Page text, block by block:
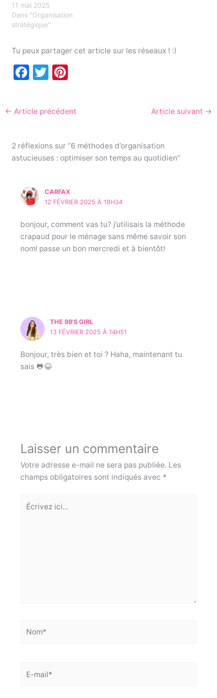
11 mai 2025
Dans "Organisation
stratégique"
Tu peux partager cet article sur les réseaux ! :)
F
c
e
o
o
T
itt
er
Pi
e
← Article précédent Article suivant →
2 réflexions sur “6 méthodes d’organisation
astucieuses : optimiser son temps au quotidien”
CARFAX
12 FÉVRIER 2025 À 18H34
bonjour, comment vas tu? j’utilisais la méthode
crapaud pour le ménage sans même savoir son
nom! passe un bon mercredi et à bientôt!
THE 98'S GIRL
13 FÉVRIER 2025 À 14H51
Bonjour, très bien et toi ? Haha, maintenant tu
sais 🐸😂
Laisser un commentaire
Votre adresse e-mail ne sera pas publiée. Les
champs obligatoires sont indiqués avec *
Écrivez
ici…
mail*